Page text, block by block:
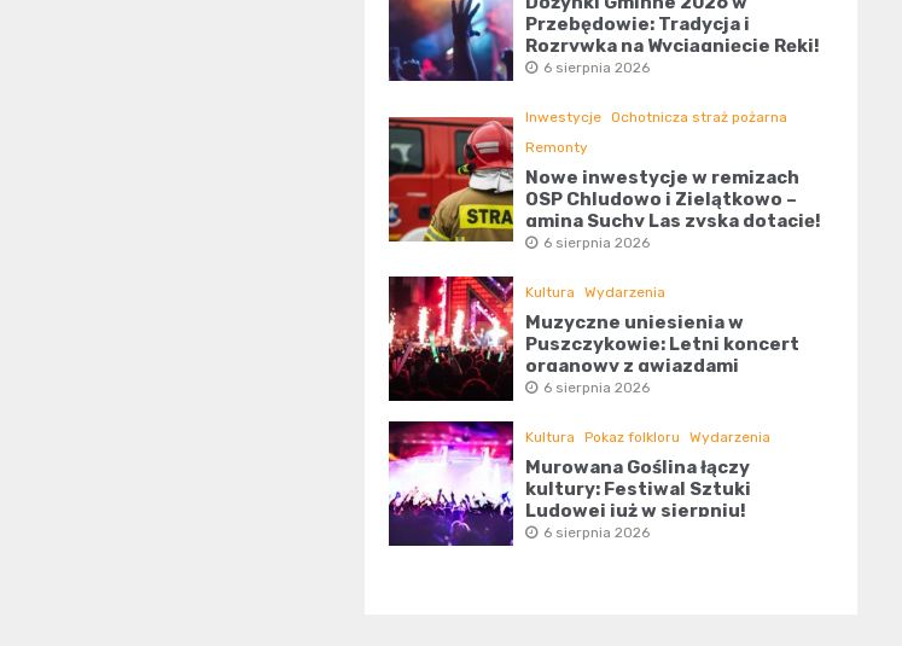
Przebędowie: Tradycja i
Rozrywka na Wyciągnięcie Ręki!
6 sierpnia 2026
Inwestycje Ochotnicza straż pożarna
Remonty
Nowe inwestycje w remizach
OSP Chludowo i Zielątkowo –
gmina Suchy Las zyska dotację!
6 sierpnia 2026
Kultura Wydarzenia
Muzyczne uniesienia w
Puszczykowie: Letni koncert
organowy z gwiazdami
6 sierpnia 2026
Kultura Pokaz folkloru Wydarzenia
Murowana Goślina łączy
kultury: Festiwal Sztuki
Ludowej już w sierpniu!
6 sierpnia 2026